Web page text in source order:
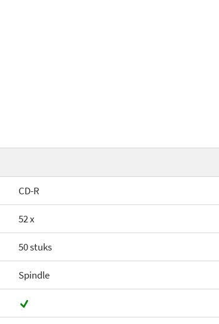
CD-R
52 x
50 stuks
Spindle